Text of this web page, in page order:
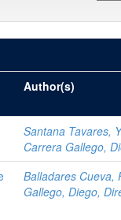
Author(s)
Santana Tavares,
Carrera Gallego,
Balladares Cueva,
Gallego, Diego,